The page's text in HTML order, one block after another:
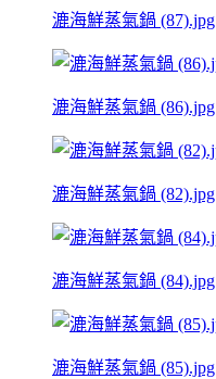
漉海鮮蒸氣鍋 (87).jpg
漉海鮮蒸氣鍋 (86).jpg
漉海鮮蒸氣鍋 (82).jpg
漉海鮮蒸氣鍋 (84).jpg
漉海鮮蒸氣鍋 (85).jpg